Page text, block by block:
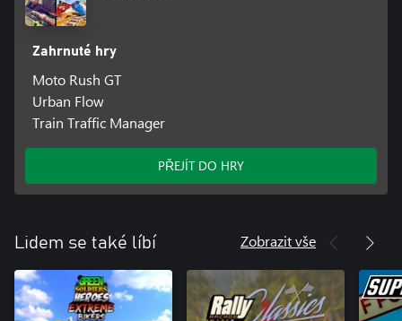
Zahrnuté hry
Moto Rush GT
Urban Flow
Train Traffic Manager
PŘEJÍT DO HRY
Lidem se také líbí Zobrazit vše